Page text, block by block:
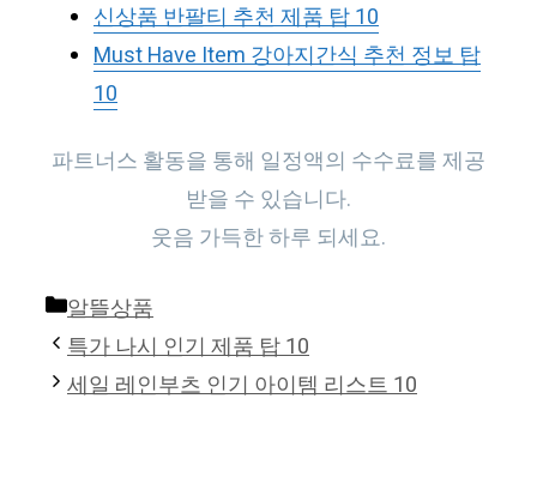
신상품 반팔티 추천 제품 탑 10
Must Have Item 강아지간식 추천 정보 탑
10
파트너스 활동을 통해 일정액의 수수료를 제공
받을 수 있습니다.
웃음 가득한 하루 되세요.
Categories
알뜰상품
특가 나시 인기 제품 탑 10
세일 레인부츠 인기 아이템 리스트 10